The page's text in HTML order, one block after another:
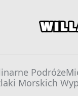
Podróże
Morskich